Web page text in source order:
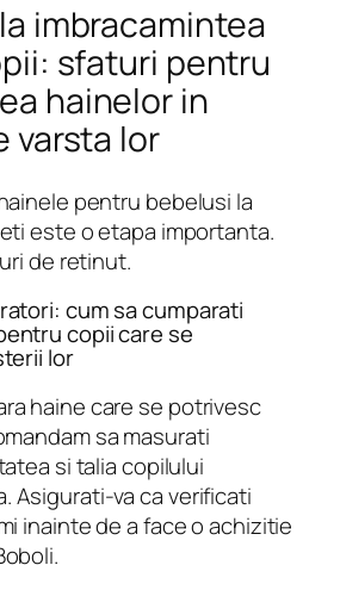
imbracamintea
sfaturi pentru
hainelor in
varsta lor
pentru bebelusi la
este o etapa importanta.
de retinut.
cum sa cumparati
copii care se
lor
haine care se potrivesc
sa masurati
si talia copilului
Asigurati-va ca verificati
inainte de a face o achizitie